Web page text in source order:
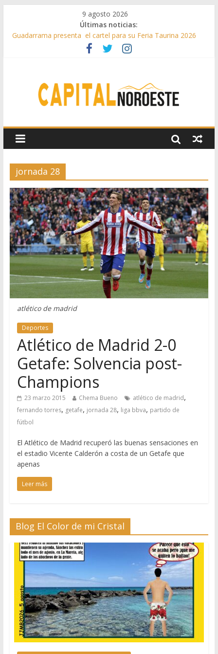
9 agosto 2026
Últimas noticias:
Guadarrama presenta el cartel para su Feria Taurina 2026
Hey Kid e Inazio en ‘La Gran Noche del Indie’ de las fiestas
Boadilla destinó más de 11 millones de euros a ayudas y
beneficios fiscales en 2025
jornada 28
atlético de madrid
Deportes
Atlético de Madrid 2-0
Getafe: Solvencia post-
Champions
23 marzo 2015 Chema Bueno atlético de madrid,
fernando torres, getafe, jornada 28, liga bbva, partido de
fútbol
El Atlético de Madrid recuperó las buenas sensaciones en
el estadio Vicente Calderón a costa de un Getafe que
apenas
Leer más
Blog El Color de mi Cristal